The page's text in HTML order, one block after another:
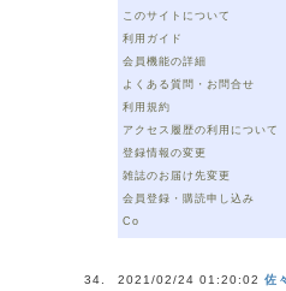
このサイトについて
利用ガイド
会員機能の詳細
よくある質問・お問合せ
利用規約
アクセス履歴の利用について
登録情報の変更
雑誌のお届け先変更
会員登録・購読申し込み
Co
2021/02/24 01:20:02 佐